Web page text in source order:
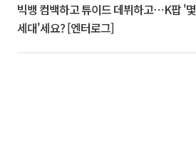
빅뱅 컴백하고 튜이드 데뷔하고⋯K팝 '몇
세대'세요? [엔터로그]